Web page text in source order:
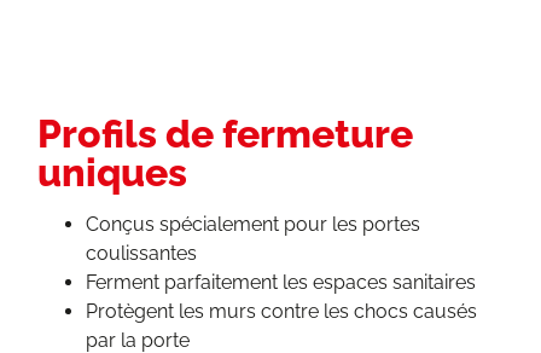
Profils de fermeture
uniques
Conçus spécialement pour les portes
coulissantes
Ferment parfaitement les espaces sanitaires
Protègent les murs contre les chocs causés
par la porte